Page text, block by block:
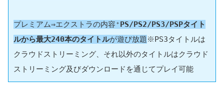
プレミアム⇒エクストラの内容⁺ PS/PS2/PS3/PSPタイト
ルから最大240本のタイトルが遊び放題※PS3タイトルは
クラウドストリーミング、それ以外のタイトルはクラウド
ストリーミング及びダウンロードを通じてプレイ可能